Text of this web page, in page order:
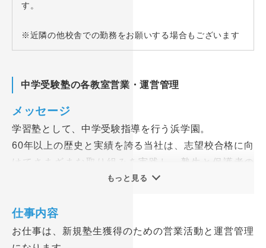
す。
※近隣の他校舎での勤務をお願いする場合もございます
中学受験塾の各教室営業・運営管理
メッセージ
学習塾として、中学受験指導を行う浜学園。
60年以上の歴史と実績を誇る当社は、志望校合格に向
けてさまざまな取り組みを実践し、塾生と保護者の
方々をサポートし続けてきました。
今回募集する営業・教室管理は教室の大切なポジショ
ン。
「あなたの説明が分かりやすかったから」など、自分
もっと見る
仕事内容
お仕事は、新規塾生獲得のための営業活動と運営管理